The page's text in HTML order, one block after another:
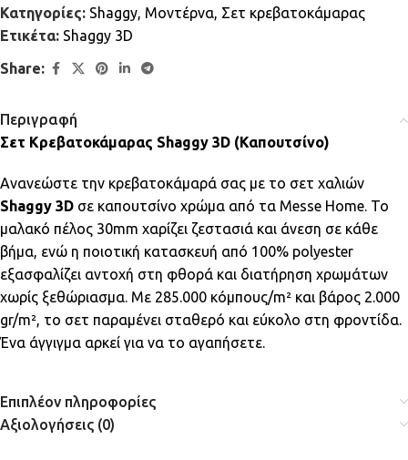
Κατηγορίες: Shaggy, Μοντέρνα, Σετ κρεβατοκάμαρας
Ετικέτα: Shaggy 3D
Share:
Περιγραφή
Σετ Κρεβατοκάμαρας Shaggy 3D (Καπουτσίνο)
Ανανεώστε την κρεβατοκάμαρά σας με το σετ χαλιών
Shaggy 3D σε καπουτσίνο χρώμα από τα Messe Home. Το
μαλακό πέλος 30mm χαρίζει ζεστασιά και άνεση σε κάθε
βήμα, ενώ η ποιοτική κατασκευή από 100% polyester
εξασφαλίζει αντοχή στη φθορά και διατήρηση χρωμάτων
χωρίς ξεθώριασμα. Με 285.000 κόμπους/m² και βάρος 2.000
gr/m², το σετ παραμένει σταθερό και εύκολο στη φροντίδα.
Ένα άγγιγμα αρκεί για να το αγαπήσετε.
Επιπλέον πληροφορίες
Αξιολογήσεις (0)